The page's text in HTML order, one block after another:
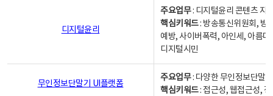
디지털윤리
주요업무: 디지털윤리 콘텐츠 지
핵심키워드: 방송통신위원회, 방
예방, 사이버폭력, 아인세, 아름
디지털시민
무인정보단말기 UI플랫폼
주요업무: 다양한 무인정보단말
핵심키워드: 접근성, 웹접근성,